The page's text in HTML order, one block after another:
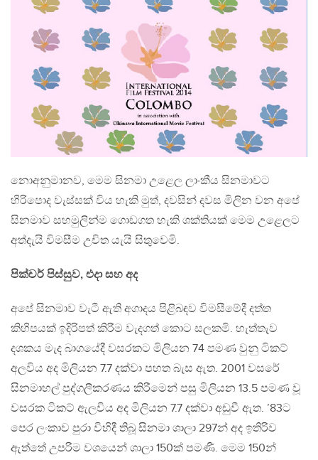
නොඅනුමානව, මෙම සිනමා උළෙල ලාංකීය සිනමාවට
හිරිපොද වැස්සක් විය හැකි මුත්, දවසින් දවස මිලින වන අපේ
සිනමාව සහමුලින්ම ගොඩගත හැකි ශක්තියක් මෙම උළෙලට
අත්දැයි විමසීම උචිත යැයි සිතුවෙමි.
පික්චර් පිස්සුව, එදා සහ අද
අපේ සිනමාව වැටී ඇති අගාදය පිළිබඳව විමසීමේදී දත්ත
කිහිපයක් ඉදිරිපත් කිරීම වැදගත් කොට සලකමි. හැත්තැව
දශකය මැද බාගයේදී වසරකට මිලියන 74 පමණ වුනු ටිකට්
අලවිය අද මිලියන 7.7 දක්වා පහත බැස ඇත. 2001 වසරේ
සිනමාහල් පුද්ගලීකරණය කිරීමෙන් පසු මිලියන 13.5 පමණ වූ
වසරක ටිකට් ඇලවිය අද මිලියන 7.7 දක්වා අඩුවී ඇත. ’83ට
පෙර ලංකාව පුරා විහිදී තිබූ සිනමා ශාලා 297න් අද ඉතිරිව
ඇත්තේ උපරිම වශයෙන් ශාලා 150ක් පමණි. මෙම 150න්